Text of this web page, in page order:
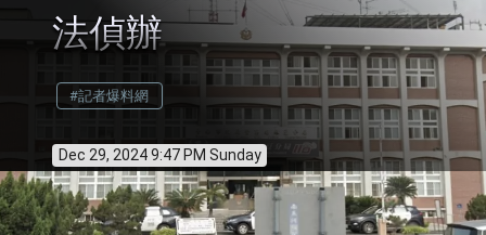
法偵辦
#記者爆料網
Dec 29, 2024 9:47 PM Sunday